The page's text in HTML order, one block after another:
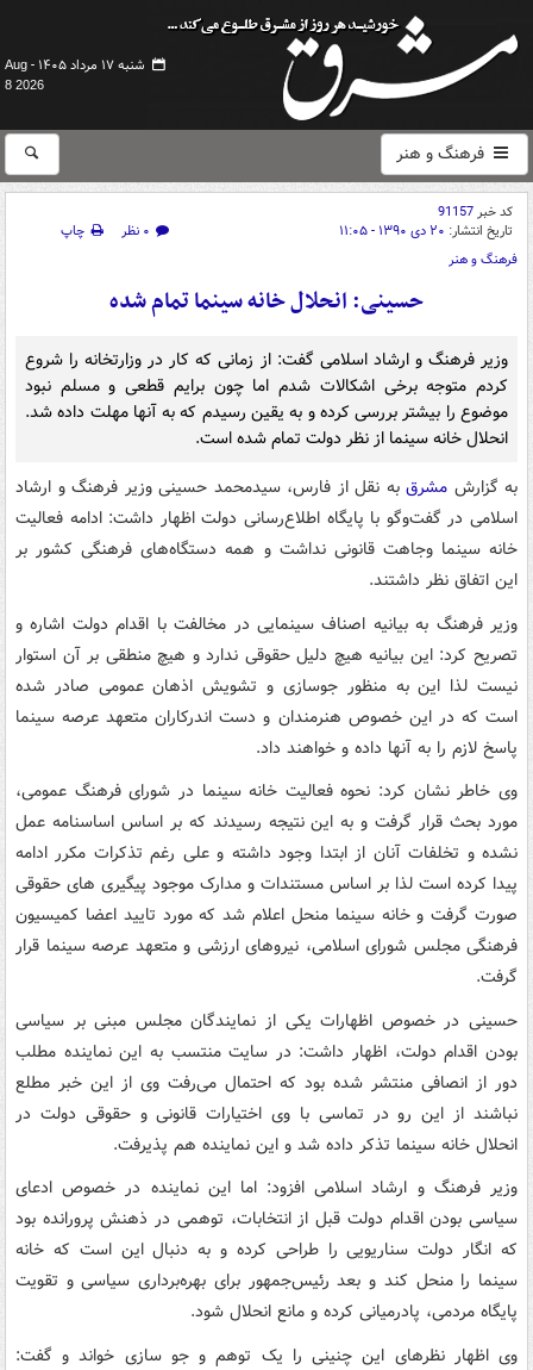
شنبه ۱۷ مرداد ۱۴۰۵ -
Aug
8 2026
فرهنگ و هنر
کد خبر91157
تاریخ انتشار: ۲۰ دی ۱۳۹۰ - ۱۱:۰۵ ۰ نظر
چاپ
فرهنگ و هنر
حسینی: انحلال خانه سینما تمام شده
وزیر فرهنگ و ارشاد اسلامی گفت: از زمانی که کار در وزارتخانه را شروع
کردم متوجه برخی اشکالات شدم اما چون برایم قطعی و مسلم نبود
موضوع را بیشتر بررسی کرده و به یقین رسیدم که به آنها مهلت داده شد.
انحلال خانه سینما از نظر دولت تمام شده است.
به گزارش مشرقبه نقل از فارس، سیدمحمد حسینی وزیر فرهنگ و ارشاد
اسلامی در گفت‌وگو با پایگاه اطلاع‌رسانی دولت اظهار داشت: ادامه فعالیت
خانه سینما وجاهت قانونی نداشت و همه دستگاه‌های فرهنگی کشور بر
این اتفاق نظر داشتند.
وزیر فرهنگ به بیانیه اصناف سینمایی در مخالفت با اقدام دولت اشاره و
تصریح کرد: این بیانیه هیچ دلیل حقوقی ندارد و هیچ منطقی بر آن استوار
نیست لذا این به منظور جوسازی و تشویش اذهان عمومی صادر شده
است که در این خصوص هنرمندان و دست اندرکاران متعهد عرصه سینما
پاسخ لازم را به آنها داده و خواهند داد.
وی خاطر نشان کرد: نحوه فعالیت خانه سینما در شورای فرهنگ عمومی،
مورد بحث قرار گرفت و به این نتیجه رسیدند که بر اساس اساسنامه عمل
نشده و تخلفات آنان از ابتدا وجود داشته و علی رغم تذکرات مکرر ادامه
پیدا کرده است لذا بر اساس مستندات و مدارک موجود پیگیری های حقوقی
صورت گرفت و خانه سینما منحل اعلام شد که مورد تایید اعضا کمیسیون
فرهنگی مجلس شورای اسلامی، نیروهای ارزشی و متعهد عرصه سینما قرار
گرفت.
حسینی در خصوص اظهارات یکی از نمایندگان مجلس مبنی بر سیاسی
بودن اقدام دولت، اظهار داشت: در سایت منتسب به این نماینده مطلب
دور از انصافی منتشر شده بود که احتمال می‌رفت وی از این خبر مطلع
نباشند از این رو در تماسی با وی اختیارات قانونی و حقوقی دولت در
انحلال خانه سینما تذکر داده شد و این نماینده هم پذیرفت.
وزیر فرهنگ و ارشاد اسلامی افزود: اما این نماینده در خصوص ادعای
سیاسی بودن اقدام دولت قبل از انتخابات، توهمی در ذهنش پرورانده بود
که انگار دولت سناریویی را طراحی کرده و به دنبال این است که خانه
سینما را منحل کند و بعد رئیس‌جمهور برای بهره‌برداری سیاسی و تقویت
پایگاه مردمی، پادرمیانی کرده و مانع انحلال شود.
وی اظهار نظرهای این چنینی را یک توهم و جو سازی خواند و گفت: